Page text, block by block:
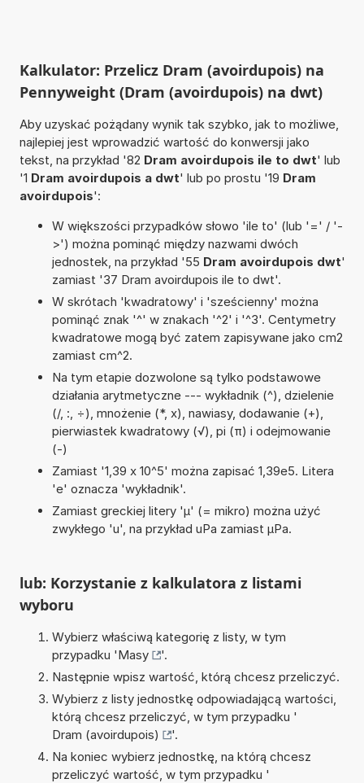
Kalkulator: Przelicz Dram (avoirdupois) na
Pennyweight (Dram (avoirdupois) na dwt)
Aby uzyskać pożądany wynik tak szybko, jak to możliwe,
najlepiej jest wprowadzić wartość do konwersji jako
tekst, na przykład '82 Dram avoirdupois ile to dwt' lub
'1 Dram avoirdupois a dwt' lub po prostu '19 Dram
avoirdupois':
W większości przypadków słowo 'ile to' (lub '=' / '-
>') można pominąć między nazwami dwóch
jednostek, na przykład '55 Dram avoirdupois dwt'
zamiast '37 Dram avoirdupois ile to dwt'.
W skrótach 'kwadratowy' i 'sześcienny' można
pominąć znak '^' w znakach '^2' i '^3'. Centymetry
kwadratowe mogą być zatem zapisywane jako cm2
zamiast cm^2.
Na tym etapie dozwolone są tylko podstawowe
działania arytmetyczne --- wykładnik (^), dzielenie
(/, :, ÷), mnożenie (*, x), nawiasy, dodawanie (+),
pierwiastek kwadratowy (√), pi (π) i odejmowanie
(-)
Zamiast '1,39 x 10^5' można zapisać 1,39e5. Litera
'e' oznacza 'wykładnik'.
Zamiast greckiej litery 'µ' (= mikro) można użyć
zwykłego 'u', na przykład uPa zamiast µPa.
lub: Korzystanie z kalkulatora z listami
wyboru
Wybierz właściwą kategorię z listy, w tym
przypadku 'Masy
'.
Następnie wpisz wartość, którą chcesz przeliczyć.
Wybierz z listy jednostkę odpowiadającą wartości,
którą chcesz przeliczyć, w tym przypadku '
Dram (avoirdupois)
'.
Na koniec wybierz jednostkę, na którą chcesz
przeliczyć wartość, w tym przypadku '